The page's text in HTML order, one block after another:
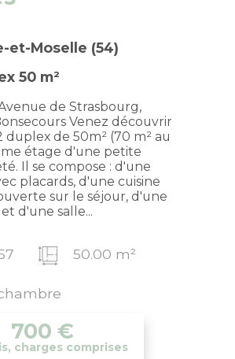
et-Moselle (54)
50 m²
de Strasbourg,
Venez découvrir
duplex de 50m² (70 m² au
étage d'une petite
Il se compose : d'une
placards, d'une cuisine
sur le séjour, d'une
d'une salle...
700 €
charges comprises
50.00 m²